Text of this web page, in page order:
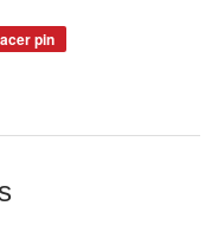
pin